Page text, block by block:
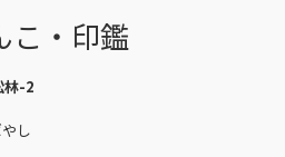
こ・印鑑
林-2
し